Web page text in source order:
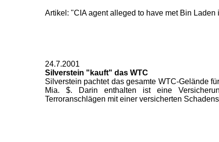
Artikel: "CIA agent alleged to have met Bin Laden
24.7.2001
Silverstein "kauft" das WTC
Silverstein pachtet das gesamte WTC-Gelände
Mia. $. Darin enthalten ist eine
Terroranschlägen mit einer versicherten